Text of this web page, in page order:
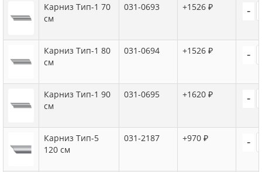
Карниз Тип-1 70
см
031-0693 +1526 ₽ -
Карниз Тип-1 80
см
031-0694 +1526 ₽ -
Карниз Тип-1 90
см
031-0695 +1620 ₽ -
Карниз Тип-5
120 см
031-2187 +970 ₽ -